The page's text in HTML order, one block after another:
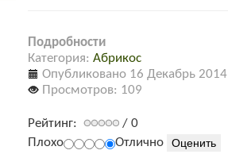
Подробности
Категория: Абрикос
Опубликовано 16 Декабрь 2014
Просмотров: 109
Рейтинг:
/ 0
Плохо
Отлично